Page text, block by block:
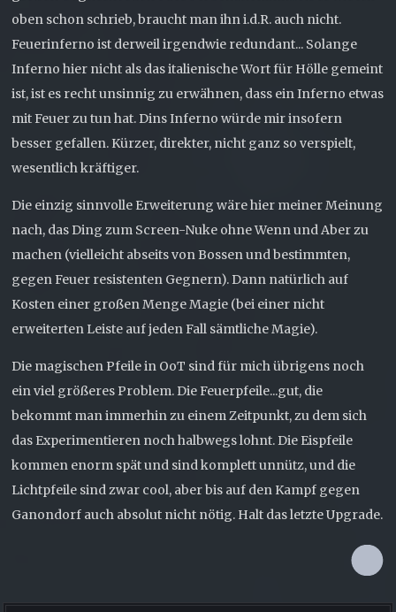
oben schon schrieb, braucht man ihn i.d.R. auch nicht.
Feuerinferno ist derweil irgendwie redundant... Solange
Inferno hier nicht als das italienische Wort für Hölle gemeint
ist, ist es recht unsinnig zu erwähnen, dass ein Inferno etwas
mit Feuer zu tun hat. Dins Inferno würde mir insofern
besser gefallen. Kürzer, direkter, nicht ganz so verspielt,
wesentlich kräftiger.
Die einzig sinnvolle Erweiterung wäre hier meiner Meinung
nach, das Ding zum Screen-Nuke ohne Wenn und Aber zu
machen (vielleicht abseits von Bossen und bestimmten,
gegen Feuer resistenten Gegnern). Dann natürlich auf
Kosten einer großen Menge Magie (bei einer nicht
erweiterten Leiste auf jeden Fall sämtliche Magie).
Die magischen Pfeile in OoT sind für mich übrigens noch
ein viel größeres Problem. Die Feuerpfeile...gut, die
bekommt man immerhin zu einem Zeitpunkt, zu dem sich
das Experimentieren noch halbwegs lohnt. Die Eispfeile
kommen enorm spät und sind komplett unnütz, und die
Lichtpfeile sind zwar cool, aber bis auf den Kampf gegen
Ganondorf auch absolut nicht nötig. Halt das letzte Upgrade.